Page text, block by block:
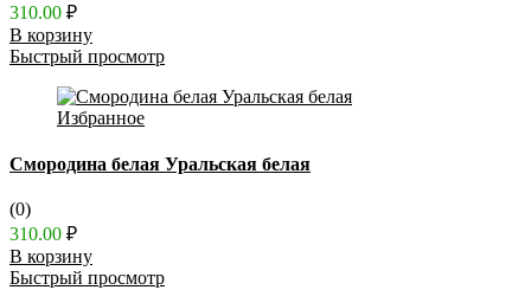
310.00 ₽
В корзину
Быстрый просмотр
Избранное
Смородина белая Уральская белая
(0)
310.00 ₽
В корзину
Быстрый просмотр